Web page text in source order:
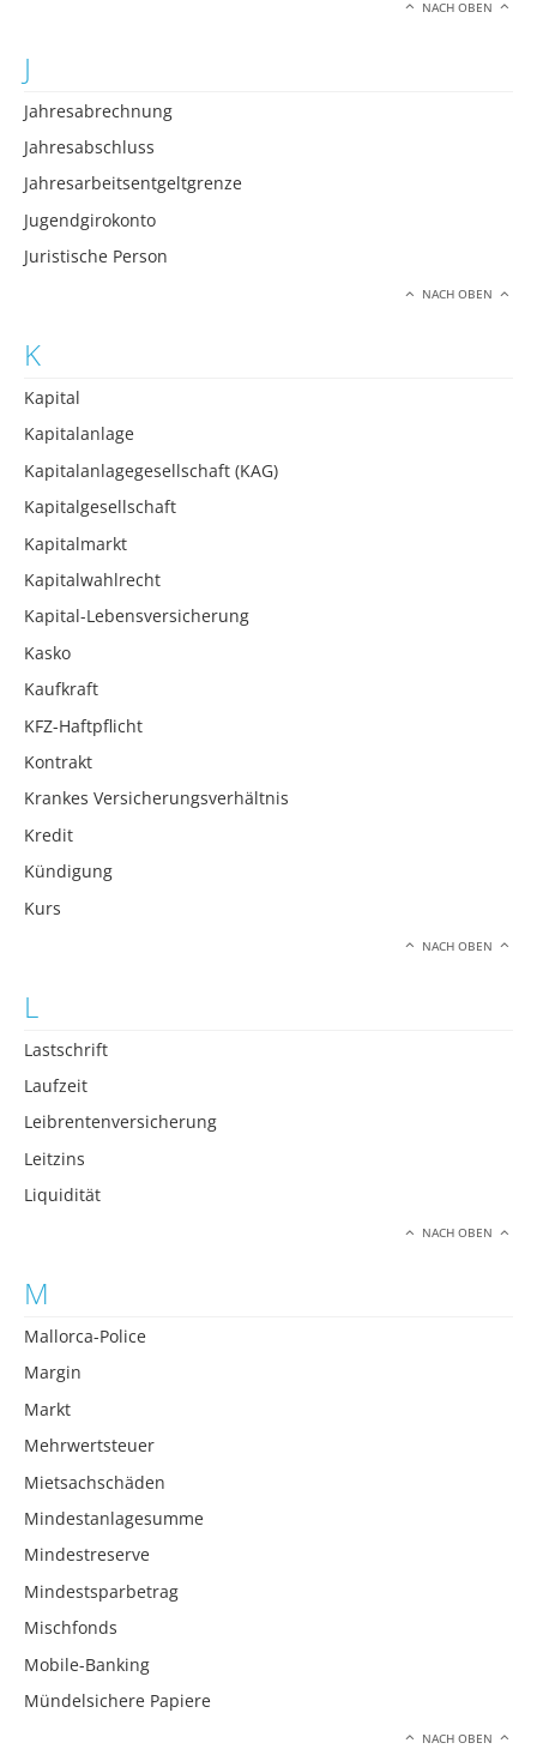
NACH OBEN
J
Jahresabrechnung
Jahresabschluss
Jahresarbeitsentgeltgrenze
Jugendgirokonto
Juristische Person
NACH OBEN
K
Kapital
Kapitalanlage
Kapitalanlagegesellschaft (KAG)
Kapitalgesellschaft
Kapitalmarkt
Kapitalwahlrecht
Kapital-Lebensversicherung
Kasko
Kaufkraft
KFZ-Haftpflicht
Kontrakt
Krankes Versicherungsverhältnis
Kredit
Kündigung
Kurs
NACH OBEN
L
Lastschrift
Laufzeit
Leibrentenversicherung
Leitzins
Liquidität
NACH OBEN
M
Mallorca-Police
Margin
Markt
Mehrwertsteuer
Mietsachschäden
Mindestanlagesumme
Mindestreserve
Mindestsparbetrag
Mischfonds
Mobile-Banking
Mündelsichere Papiere
NACH OBEN